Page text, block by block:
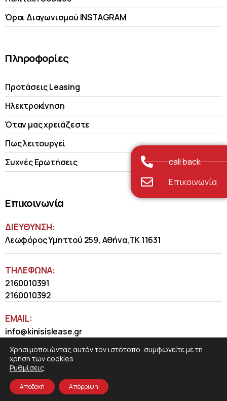
Όροι Διαγωνισμού INSTAGRAM
Πληροφορίες
Προτάσεις Leasing
Ηλεκτροκίνηση
Όταν μας χρειάζεστε
Πως λειτουργεί
Συχνές Ερωτήσεις
Επικοινωνία
ΔΙΕΥΘΥΝΣΗ:
Λεωφόρος Υμηττού 259, Αθήνα,ΤΚ 11631
ΤΗΛΈΦΩΝΑ:
2160010391
2160010392
EMAIL:
info@kinisislease.gr
COSMOTE NewSite4U© 2026
call back
Επικοινωνία
Χρησιμοποιώντας αυτόν τον ιστότοπο, συμφωνείτε με τη
χρήση των cookies
Ρυθμίσεις.
Αποδοχή Απόρριψη